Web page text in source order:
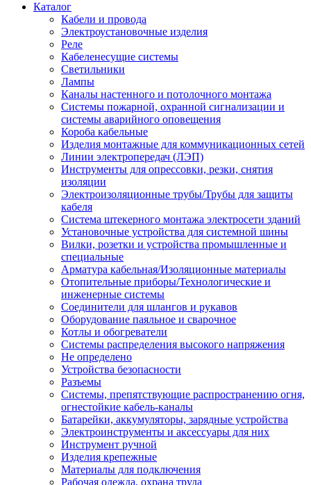
Каталог
Кабели и провода
Электроустановочные изделия
Реле
Кабеленесущие системы
Светильники
Лампы
Каналы настенного и потолочного монтажа
Системы пожарной, охранной сигнализации и
системы аварийного оповещения
Короба кабельные
Изделия монтажные для коммуникационных сетей
Линии электропередач (ЛЭП)
Инструменты для опрессовки, резки, снятия
изоляции
Электроизоляционные трубы/Трубы для защиты
кабеля
Система штекерного монтажа электросети зданий
Установочные устройства для системной шины
Вилки, розетки и устройства промышленные и
специальные
Арматура кабельная/Изоляционные материалы
Отопительные приборы/Технологические и
инженерные системы
Соединители для шлангов и рукавов
Оборудование паяльное и сварочное
Котлы и обогреватели
Системы распределения высокого напряжения
Не определено
Устройства безопасности
Разъемы
Системы, препятствующие распространению огня,
огнестойкие кабель-каналы
Батарейки, аккумуляторы, зарядные устройства
Электроинструменты и аксессуары для них
Инструмент ручной
Изделия крепежные
Материалы для подключения
Рабочая одежда, охрана труда